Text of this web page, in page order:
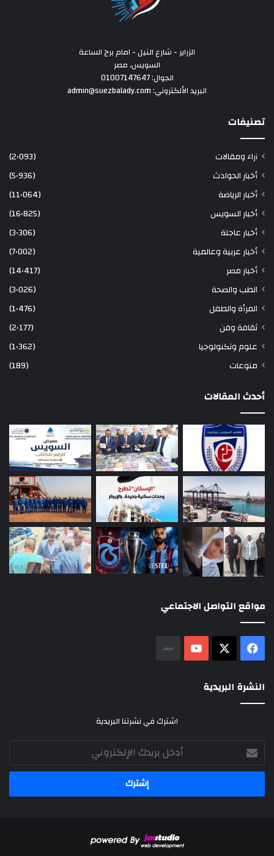
الزراير - شارع النيل - امام برج الساعة
السويس، مصر
الجوال: 01007147647
البريد الألكتروني: admin@suezbalady.com
تصنيفات
آراء ومقالات
(2٬093)
أخبار الحوادث
(5٬936)
أخبار الرياضة
(11٬064)
أخبار السويس
(16٬825)
أخبار عاجلة
(3٬306)
أخبار عربية وعالمية
(7٬002)
أخبار مصر
(14٬417)
الطب والصحة
(3٬026)
المرأة والطفل
(1٬476)
ثقافة وفن
(2٬177)
علوم وتكنولوجيا
(1٬362)
منوعات
(189)
أحدث المقالات
مواقع التواصل الاجتماعي
فيسبوك ‫YouTube
النشرة البريدية
اشترك في نشرتنا البريدية
أدخل
بريدك
الإلكتروني